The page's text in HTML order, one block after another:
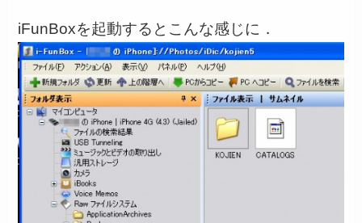
iFunBoxを起動するとこんな感じに．